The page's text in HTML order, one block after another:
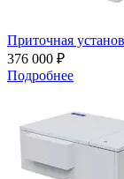
Приточная
376 000 ₽
Подробнее